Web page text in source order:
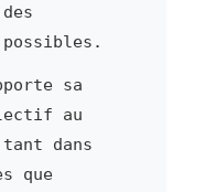
sa
au
dans
que